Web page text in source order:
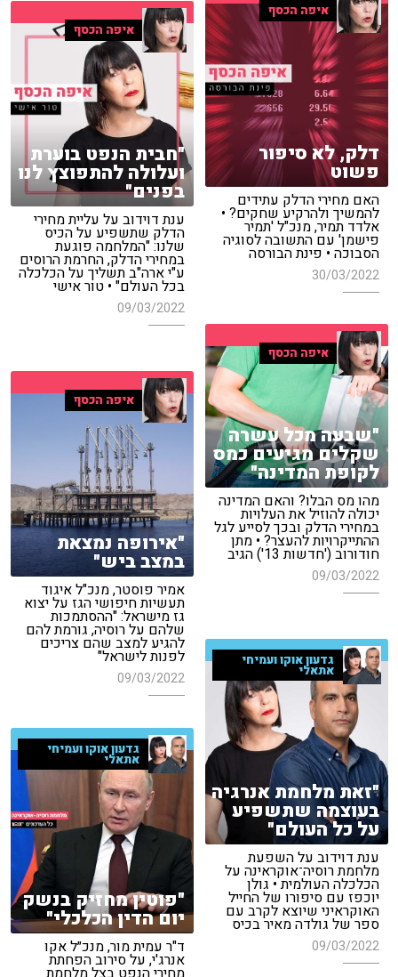
איפה הכסף
דלק, לא סיפור
פשוט
האם מחירי הדלק עתידים
להמשיך ולהרקיע שחקים? •
אלדד תמיר, מנכ"ל 'תמיר
פישמן' עם התשובה לסוגיה
הסבוכה • פינת הבורסה
30/03/2022
איפה הכסף
"חבית הנפט בוערת
ועלולה להתפוצץ לנו
בפנים"
ענת דוידוב על עליית מחירי
הדלק שתשפיע על הכיס
שלנו: "המלחמה פוגעת
במחירי הדלק, החרמת הרוסים
ע"י ארה"ב תשליך על הכלכלה
בכל העולם" • טור אישי
09/03/2022
איפה הכסף
"שבעה מכל עשרה
שקלים מגיעים כמס
לקופת המדינה"
מהו מס הבלו? והאם המדינה
יכולה להוזיל את העלויות
במחירי הדלק ובכך לסייע לגל
ההתייקרויות להעצר? • מתן
חודורוב ('חדשות 13') הגיב
09/03/2022
איפה הכסף
"אירופה נמצאת
במצב ביש"
אמיר פוסטר, מנכ"ל איגוד
תעשיות חיפושי הגז על יצוא
גז מישראל: "ההסתמכות
שלהם על רוסיה, גורמת להם
להגיע למצב שהם צריכים
לפנות לישראל"
09/03/2022
גדעון אוקו ועמיחי
אתאלי
"זאת מלחמת אנרגיה
בעוצמה שתשפיע
על כל העולם"
ענת דוידוב על השפעת
מלחמת רוסיה־אוקראינה על
הכלכלה העולמית • גולן
יוכפז עם סיפורו של החייל
האוקראיני שיוצא לקרב עם
ספר של גולדה מאיר בכיס
09/03/2022
גדעון אוקו ועמיחי
אתאלי
"פוטין מחזיק בנשק
יום הדין הכלכלי"
ד"ר עמית מור, מנכ״ל אקו
אנרג'י, על סירוב הפחתת